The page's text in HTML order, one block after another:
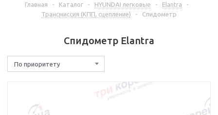
Главная - Каталог - HYUNDAI легковые - Elantra
-
Трансмиссия (КПП, сцепление)
- Спидометр
Спидометр Elantra
По приоритету